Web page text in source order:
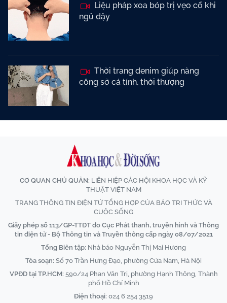
Liệu pháp xoa bóp trị vẹo cổ khi
ngủ dậy
Thời trang denim giúp nàng
công sở cá tính, thời thượng
CƠ QUAN CHỦ QUẢN: LIÊN HIỆP CÁC HỘI KHOA HỌC VÀ KỸ
THUẬT VIỆT NAM
TRANG THÔNG TIN ĐIỆN TỬ TỔNG HỢP CỦA BÁO TRI THỨC VÀ
CUỘC SỐNG
Giấy phép số 113/GP-TTĐT do Cục Phát thanh, truyền hình và Thông
tin điện tử - Bộ Thông tin và Truyền thông cấp ngày 08/07/2021
Tổng Biên tập: Nhà báo Nguyễn Thị Mai Hương
Tòa soạn: Số 70 Trần Hưng Đạo, phường Cửa Nam, Hà Nội
VPĐD tại TP.HCM: 590/24 Phan Văn Trị, phường Hạnh Thông, Thành
phố Hồ Chí Minh
Điện thoại: 024 6 254 3519